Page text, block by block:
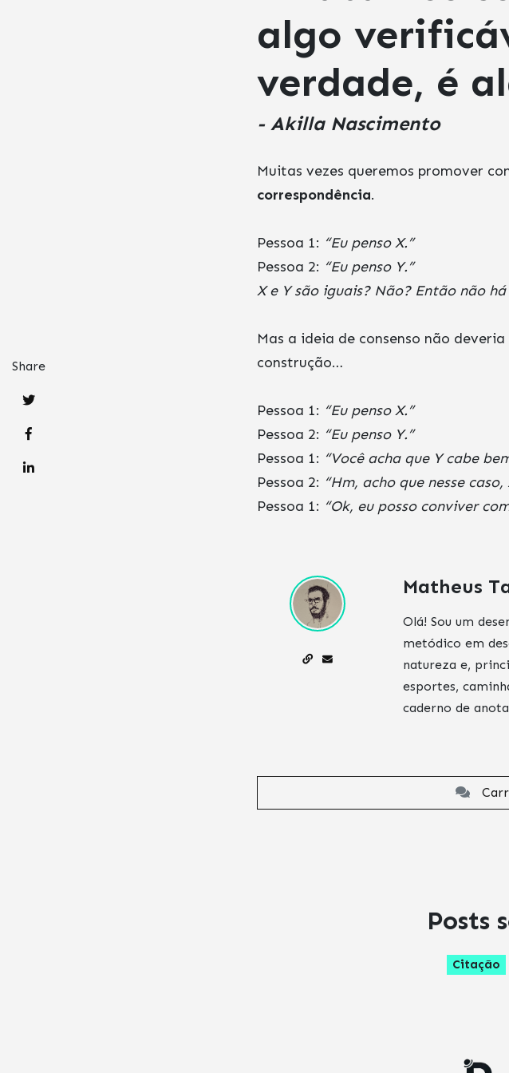
algo
verdade, é
- Akilla Nascimento
Muitas vezes queremos promover
correspondência.
Pessoa 1: “Eu penso X.”
Pessoa 2: “Eu penso Y.”
X e Y são iguais? Não? Então não há
Mas a ideia de consenso não
construção…
Pessoa 1: “Eu penso X.”
Pessoa 2: “Eu penso Y.”
Pessoa 1: “Você acha que Y cabe
Pessoa 2: “Hm, acho que nesse
Pessoa 1: “Ok, eu posso conviver
Matheus
Olá! Sou um
metódico em
natureza e,
esportes,
caderno de
Share
Posts
Citação